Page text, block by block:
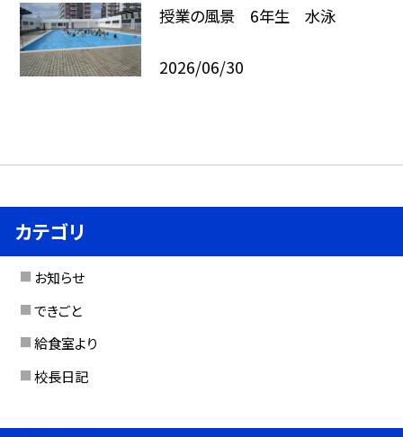
授業の風景 6年生 水泳
2026/06/30
カテゴリ
お知らせ
できごと
給食室より
校長日記